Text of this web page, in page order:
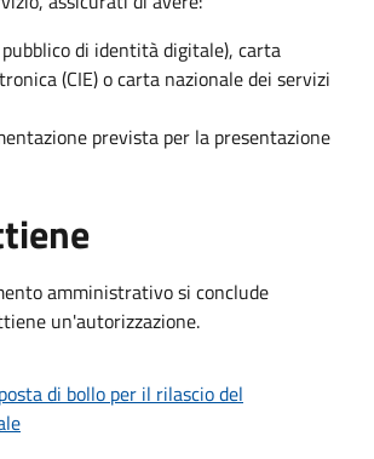
pubblico di identità digitale), carta
(CIE) o carta nazionale dei servizi
prevista per la presentazione
amministrativo si conclude
un'autorizzazione.
di bollo per il rilascio del